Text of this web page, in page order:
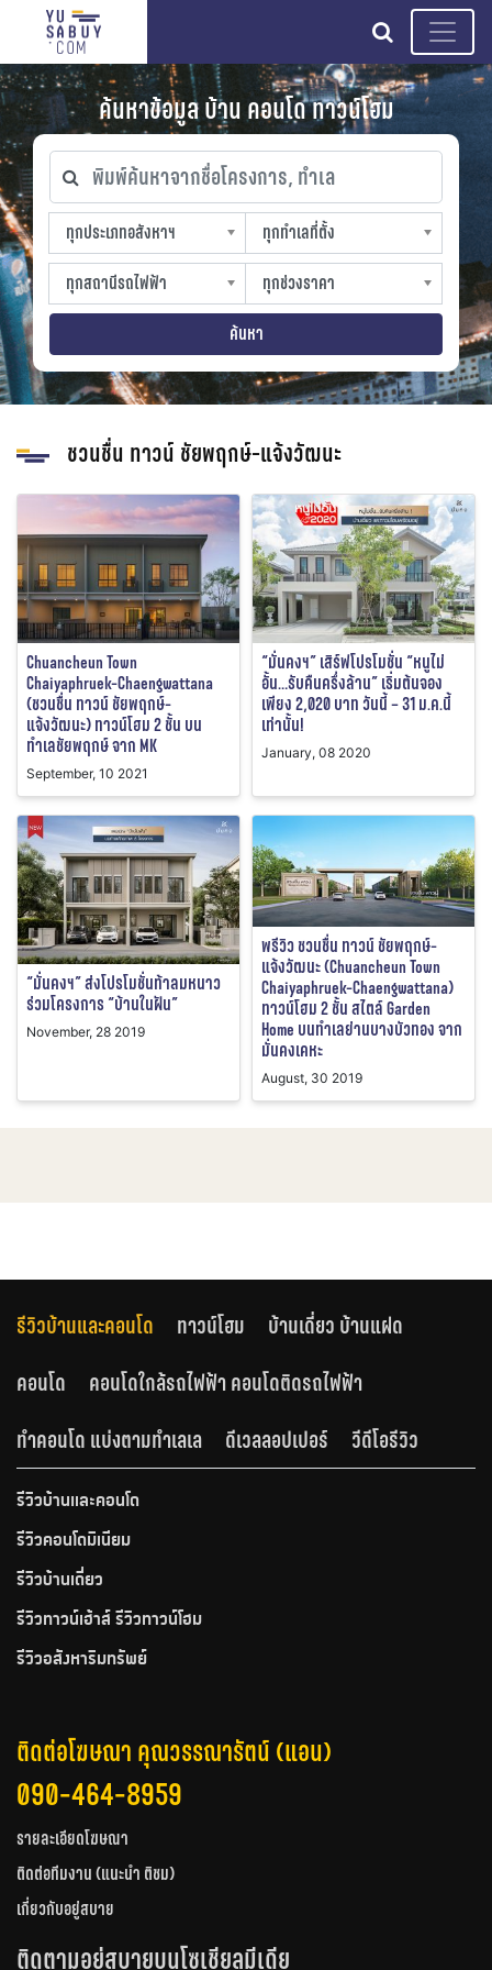
search
ค้นหาข้อมูล บ้าน คอนโด ทาวน์โฮม
พิมพ์ค้นหาจากชื่อโครงการ, ทำเล
ทุกประเภทอสังหาฯ
ทุกประเภทอสังหาฯ
sproperty
ทุกทำเลที่ตั้ง
ทุกทำเลที่ตั้ง
slocation
ทุกสถานีรถไฟฟ้า
ทุกสถานีรถไฟฟ้า
strain-station
ทุกช่วงราคา
ทุกช่วงราคา
sprice
ค้นหา
ชวนชื่น ทาวน์ ชัยพฤกษ์-แจ้งวัฒนะ
Chuancheun Town
Chaiyaphruek-Chaengwattana
(ชวนชื่น ทาวน์ ชัยพฤกษ์-
แจ้งวัฒนะ) ทาวน์โฮม 2 ชั้น บน
ทำเลชัยพฤกษ์ จาก MK
September, 10 2021
“มั่นคงฯ” เสิร์ฟโปรโมชั่น “หนูไม่
อั้น…รับคืนครึ่งล้าน” เริ่มต้นจอง
เพียง 2,020 บาท วันนี้ – 31 ม.ค.นี้
เท่านั้น!
January, 08 2020
“มั่นคงฯ” ส่งโปรโมชั่นท้าลมหนาว
ร่วมโครงการ “บ้านในฝัน”
November, 28 2019
พรีวิว ชวนชื่น ทาวน์ ชัยพฤกษ์-
แจ้งวัฒนะ (Chuancheun Town
Chaiyaphruek-Chaengwattana)
ทาวน์โฮม 2 ชั้น สไตล์ Garden
Home บนทำเลย่านบางบัวทอง จาก
มั่นคงเคหะ
August, 30 2019
รีวิวบ้านและคอนโด ทาวน์โฮม
บ้านเดี่ยว บ้านแฝด
คอนโด
คอนโดใกล้รถไฟฟ้า คอนโดติดรถไฟฟ้า
ทำคอนโด แบ่งตามทำเลเล
ดีเวลลอปเปอร์ วีดีโอรีวิว
รีวิวบ้านและคอนโด
รีวิวคอนโดมิเนียม
รีวิวบ้านเดี่ยว
รีวิวทาวน์เฮ้าส์ รีวิวทาวน์โฮม
รีวิวอสังหาริมทรัพย์
ติดต่อโฆษณา คุณวรรณารัตน์ (แอน)
090-464-8959
รายละเอียดโฆษณา
ติดต่อทีมงาน (แนะนำ ติชม)
เกี่ยวกับอยู่สบาย
ติดตามอยู่สบายบนโซเชียลมีเดีย